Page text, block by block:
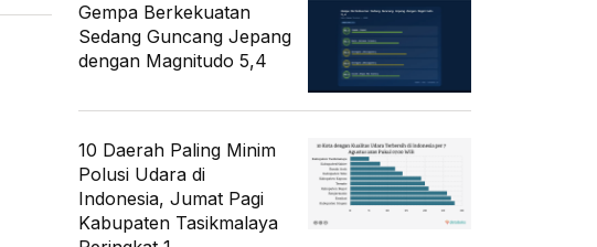
Gempa Berkekuatan
Sedang Guncang Jepang
dengan Magnitudo 5,4
10 Daerah Paling Minim
Polusi Udara di
Indonesia, Jumat Pagi
Kabupaten Tasikmalaya